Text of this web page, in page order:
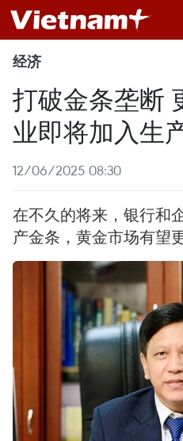
经济
打破金条垄断
业即将加入生
12/06/2025 08:30
在不久的将来，银行和
产金条，黄金市场有望